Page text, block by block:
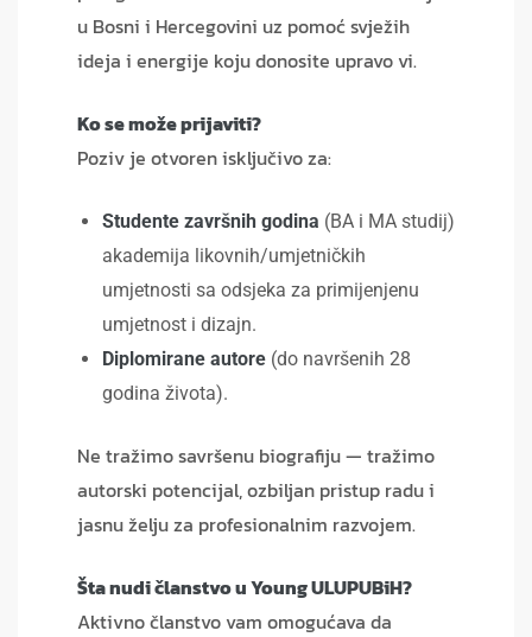
u Bosni i Hercegovini uz pomoć svježih
ideja i energije koju donosite upravo vi.
Ko se može prijaviti?
Poziv je otvoren isključivo za:
Studente završnih godina (BA i MA studij)
akademija likovnih/umjetničkih
umjetnosti sa odsjeka za primijenjenu
umjetnost i dizajn.
Diplomirane autore(do navršenih 28
godina života).
Ne tražimo savršenu biografiju — tražimo
autorski potencijal, ozbiljan pristup radu i
jasnu želju za profesionalnim razvojem.
Šta nudi članstvo u Young ULUPUBiH?
Aktivno članstvo vam omogućava da